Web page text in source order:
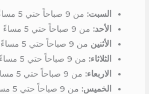
السبت: من 9 صباحاً حتي 5 مساءً
الأحد: من 9 صباحاً حتي 5 مساءً
الأثنين من 9 صباحاً حتي 5 مساءً
الثلاثاء: من 9 صباحاً حتي 5 مساءً
الاربعاء: من 9 صباحاً حتي 5 مساءً
الخميس: من 9 صباحاً حتي 5 مساءً